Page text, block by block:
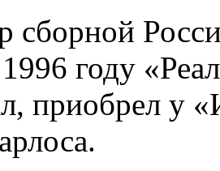
сборной
году
приобрел у